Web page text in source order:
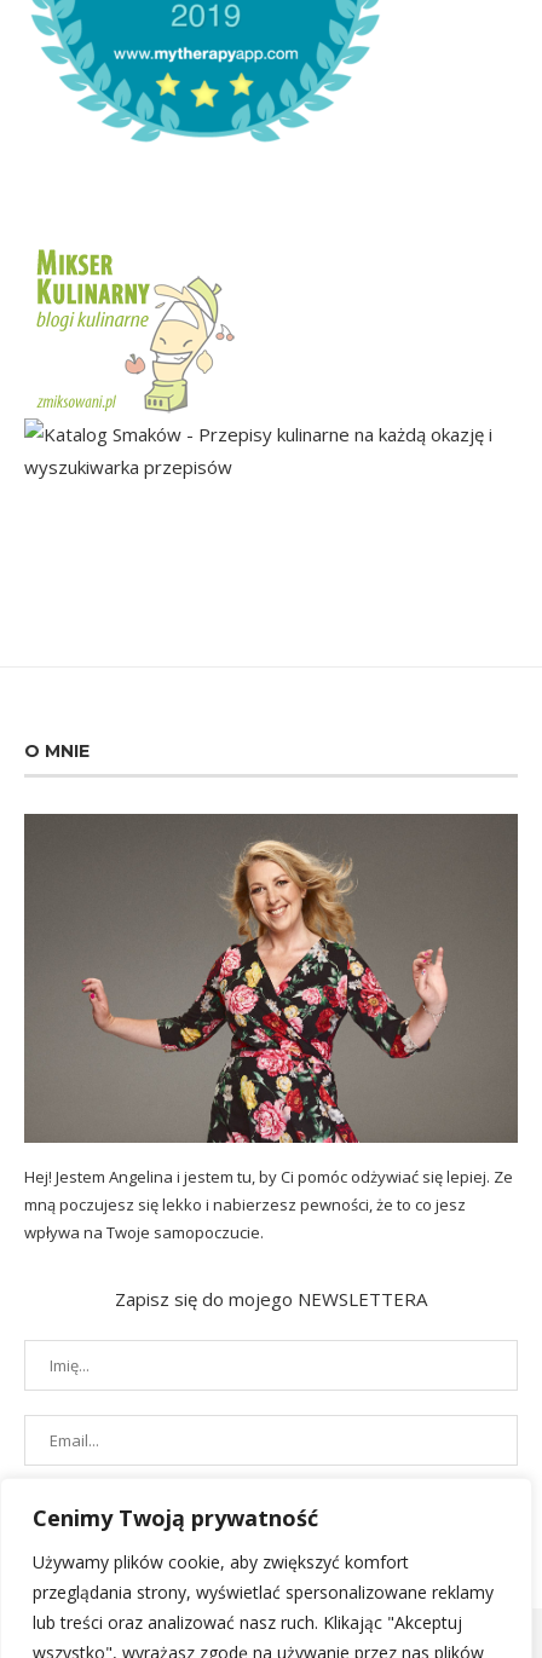
Cenimy Twoją prywatność
Używamy plików cookie, aby zwiększyć komfort
przeglądania strony, wyświetlać spersonalizowane reklamy
lub treści oraz analizować nasz ruch. Klikając "Akceptuj
wszystko", wyrażasz zgodę na używanie przez nas plików
O MNIE
Hej! Jestem Angelina i jestem tu, by Ci pomóc odżywiać się lepiej. Ze
mną poczujesz się lekko i nabierzesz pewności, że to co jesz
wpływa na Twoje samopoczucie.
Zapisz się do mojego NEWSLETTERA